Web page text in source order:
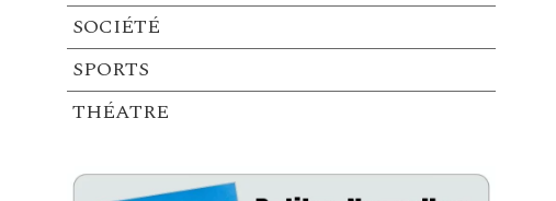
SOCIÉTÉ
SPORTS
THÉATRE